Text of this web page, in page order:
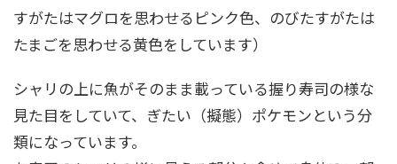
すがたはマグロを思わせるピンク色、のびたすがたは
たまごを思わせる黄色をしています）
シャリの上に魚がそのまま載っている握り寿司の様な
見た目をしていて、ぎたい（擬態）ポケモンという分
類になっています。